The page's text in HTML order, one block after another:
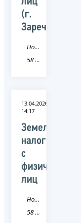
(г.
Заречный)
Новость
58 Пензенская область
13.04.2026
14:17
Земельный
налог
с
физических
лиц
Новость
58 Пензенская область